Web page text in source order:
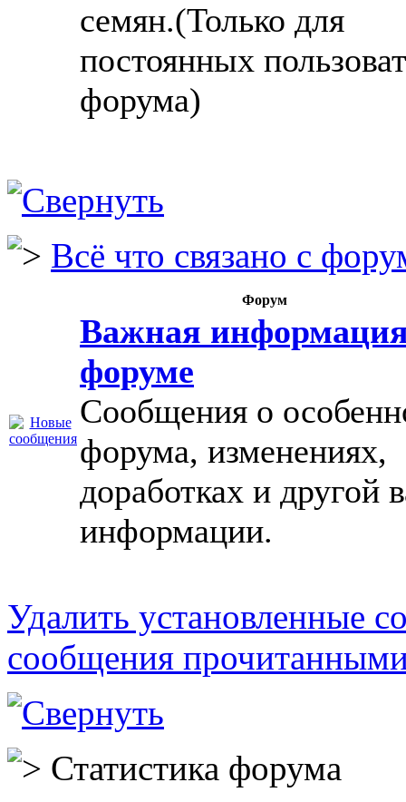
семян.(Только для
постоянных
форума)
Всё что связано с
Форум
Важная
форуме
Сообщения о
форума, изменениях,
доработках и другой
информации.
Удалить установленные
сообщения
Статистика форума